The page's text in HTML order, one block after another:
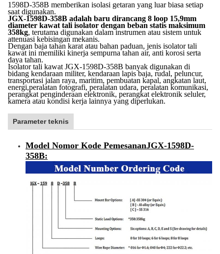
1598D-358B memberikan isolasi getaran yang luar biasa setiap
saat digunakan.
JGX-1598D-358B adalah baru dirancang 8 loop 15,9mm
diameter kawat tali isolator dengan beban statis maksimum
358kg, terutama digunakan dalam instrumen atau sistem untuk
attenuasi kebisingan mekanis.
Dengan baja tahan karat atau bahan paduan, jenis isolator tali
kawat ini memiliki kinerja sempurna tahan air, anti korosi serta
daya tahan.
Isolator tali kawat JGX-1598D-358B banyak digunakan di
bidang kendaraan militer, kendaraan lapis baja, rudal, peluncur,
transportasi jalan raya, maritim, pembuatan kapal, angkatan laut,
energi,peralatan fotografi, peralatan udara, peralatan komunikasi,
perangkat penginderaan elektronik, perangkat elektronik seluler,
kamera atau kondisi kerja lainnya yang diperlukan.
Parameter teknis
Model Nomor Kode PemesananJGX-1598D-
358B: